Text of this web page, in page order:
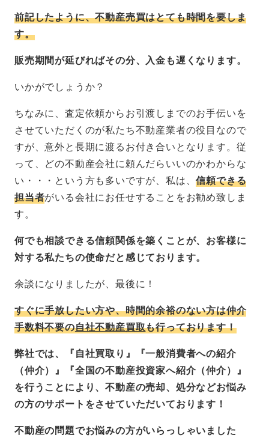
前記したように、不動産売買はとても時間を要しま
す。
販売期間が延びればその分、入金も遅くなります。
いかがでしょうか？
ちなみに、査定依頼からお引渡しまでのお手伝いを
させていただくのが私たち不動産業者の役目なので
すが、意外と長期に渡るお付き合いとなります。従
って、どの不動産会社に頼んだらいいのかわからな
い・・・という方も多いですが、私は、信頼できる
担当者がいる会社にお任せすることをお勧め致しま
す。
何でも相談できる信頼関係を築くことが、お客様に
対する私たちの使命だと感じております。
余談になりましたが、最後に！
すぐに手放したい方や、時間的余裕のない方は仲介
手数料不要の自社不動産買取も行っております！
弊社では、『自社買取り』『一般消費者への紹介
（仲介）』『全国の不動産投資家へ紹介（仲介）』
を行うことにより、不動産の売却、処分などお悩み
の方のサポートをさせていただいております！
不動産の問題でお悩みの方がいらっしゃいました